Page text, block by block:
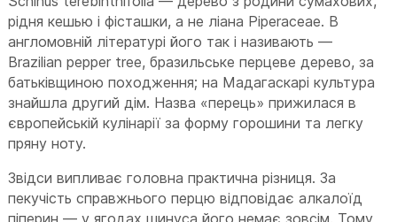
рідня кешью і фісташки, а не ліана Piperaceae. В
англомовній літературі його так і називають —
Brazilian pepper tree, бразильське перцеве дерево, за
батьківщиною походження; на Мадагаскарі культура
знайшла другий дім. Назва «перець» прижилася в
європейській кулінарії за форму горошини та легку
пряну ноту.
Звідси випливає головна практична різниця. За
пекучість справжнього перцю відповідає алкалоїд
піперин — у ягодах шинуса його немає зовсім. Тому